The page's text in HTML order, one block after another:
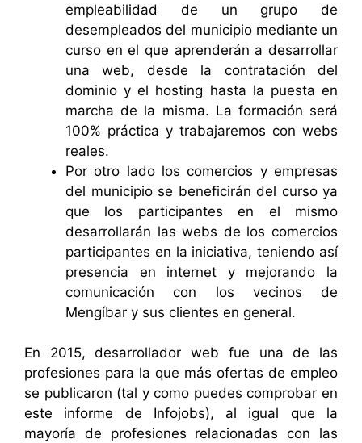
empleabilidad de un grupo de
desempleados del municipio mediante un
curso en el que aprenderán a desarrollar
una web, desde la contratación del
dominio y el hosting hasta la puesta en
marcha de la misma. La formación será
100% práctica y trabajaremos con webs
reales.
Por otro lado los comercios y empresas
del municipio se beneficirán del curso ya
que los participantes en el mismo
desarrollarán las webs de los comercios
participantes en la iniciativa, teniendo así
presencia en internet y mejorando la
comunicación con los vecinos de
Mengíbar y sus clientes en general.
En 2015, desarrollador web fue una de las
profesiones para la que más ofertas de empleo
se publicaron (tal y como puedes comprobar en
este informe de Infojobs), al igual que la
mayoría de profesiones relacionadas con las